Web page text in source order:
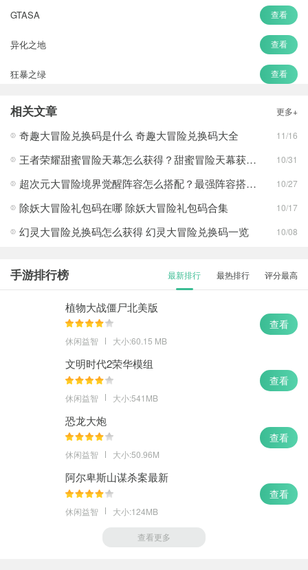
GTASA 查看
异化之地 查看
狂暴之绿 查看
武林的传说
Action对魔忍 查看
相关文章 更多+
奇趣大冒险兑换码是什么 奇趣大冒险兑换码大全 11/16
王者荣耀甜蜜冒险天幕怎么获得？甜蜜冒险天幕获得方法攻略 10/31
超次元大冒险境界觉醒阵容怎么搭配？最强阵容搭配攻略 10/27
除妖大冒险礼包码在哪 除妖大冒险礼包码合集 10/17
幻灵大冒险兑换码怎么获得 幻灵大冒险兑换码一览 10/08
手游排行榜 最新排行 最热排行 评分最高
植物大战僵尸北美版
休闲益智 大小:60.15 MB
查看
文明时代2荣华模组
休闲益智 大小:541MB
查看
恐龙大炮
休闲益智 大小:50.96M
查看
阿尔卑斯山谋杀案最新
休闲益智 大小:124MB
查看
查看更多